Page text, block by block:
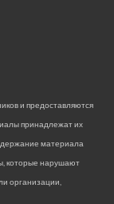
и предоставляются
принадлежат их
материала
которые нарушают
организации,